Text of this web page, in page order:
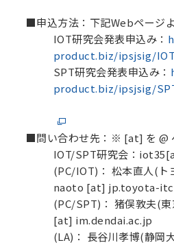
■申込方法：下記Webページ
IOT研究会発表申込み：
product.biz/ipsjsig/IOT
SPT研究会発表申込み：
product.biz/ipsjsig/
■問い合わせ先： ※ [at] を @
IOT/SPT研究会：
(PC/IOT)： 松本直人(ト
naoto [at] jp.toyota-
(PC/SPT)： 猪俣敦夫(
[at] im.dendai.ac.jp
(LA)： 長谷川孝博(静岡